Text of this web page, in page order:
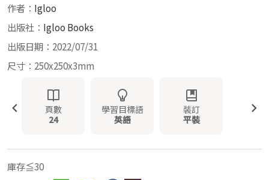
作者： Igloo
出版社： Igloo Books
出版日期：2022/07/31
尺寸：250x250x3mm
頁數
24
學習目標語
英語
裝訂
平裝
庫存≦30